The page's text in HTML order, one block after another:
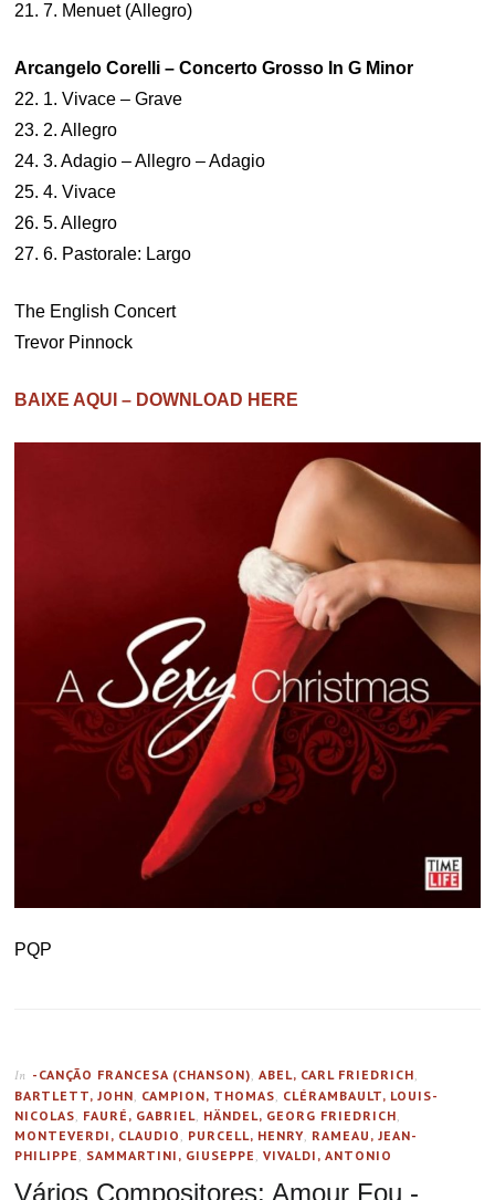
21. 7. Menuet (Allegro)
Arcangelo Corelli – Concerto Grosso In G Minor
22. 1. Vivace – Grave
23. 2. Allegro
24. 3. Adagio – Allegro – Adagio
25. 4. Vivace
26. 5. Allegro
27. 6. Pastorale: Largo
The English Concert
Trevor Pinnock
BAIXE AQUI – DOWNLOAD HERE
PQP
In -CANÇÃO FRANCESA (CHANSON),ABEL, CARL FRIEDRICH,
BARTLETT, JOHN, CAMPION, THOMAS, CLÉRAMBAULT, LOUIS-
NICOLAS, FAURÉ, GABRIEL, HÄNDEL, GEORG FRIEDRICH,
MONTEVERDI, CLAUDIO , PURCELL, HENRY, RAMEAU, JEAN-
PHILIPPE , SAMMARTINI, GIUSEPPE ,VIVALDI, ANTONIO
Vários Compositores: Amour Fou -